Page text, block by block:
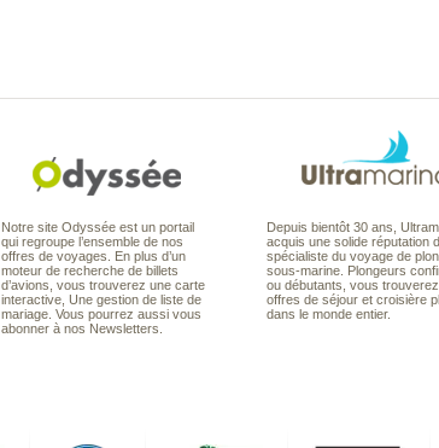
Notre site Odyssée est un portail
qui regroupe l’ensemble de nos
offres de voyages. En plus d’un
moteur de recherche de billets
d’avions, vous trouverez une carte
interactive, Une gestion de liste de
mariage. Vous pourrez aussi vous
abonner à nos Newsletters.
Depuis bientôt 30 ans,
acquis une solide réputation
spécialiste du voyage de
sous-marine. Plongeurs
ou débutants, vous
offres de séjour et croisière
dans le monde entier.